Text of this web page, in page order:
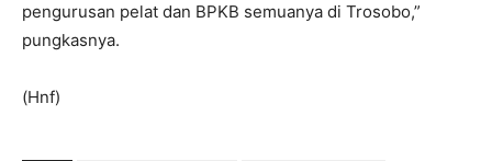
pengurusan pelat dan BPKB semuanya di Trosobo,”
pungkasnya.
(Hnf)